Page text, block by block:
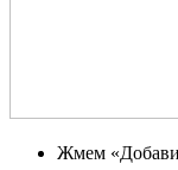
Жмем